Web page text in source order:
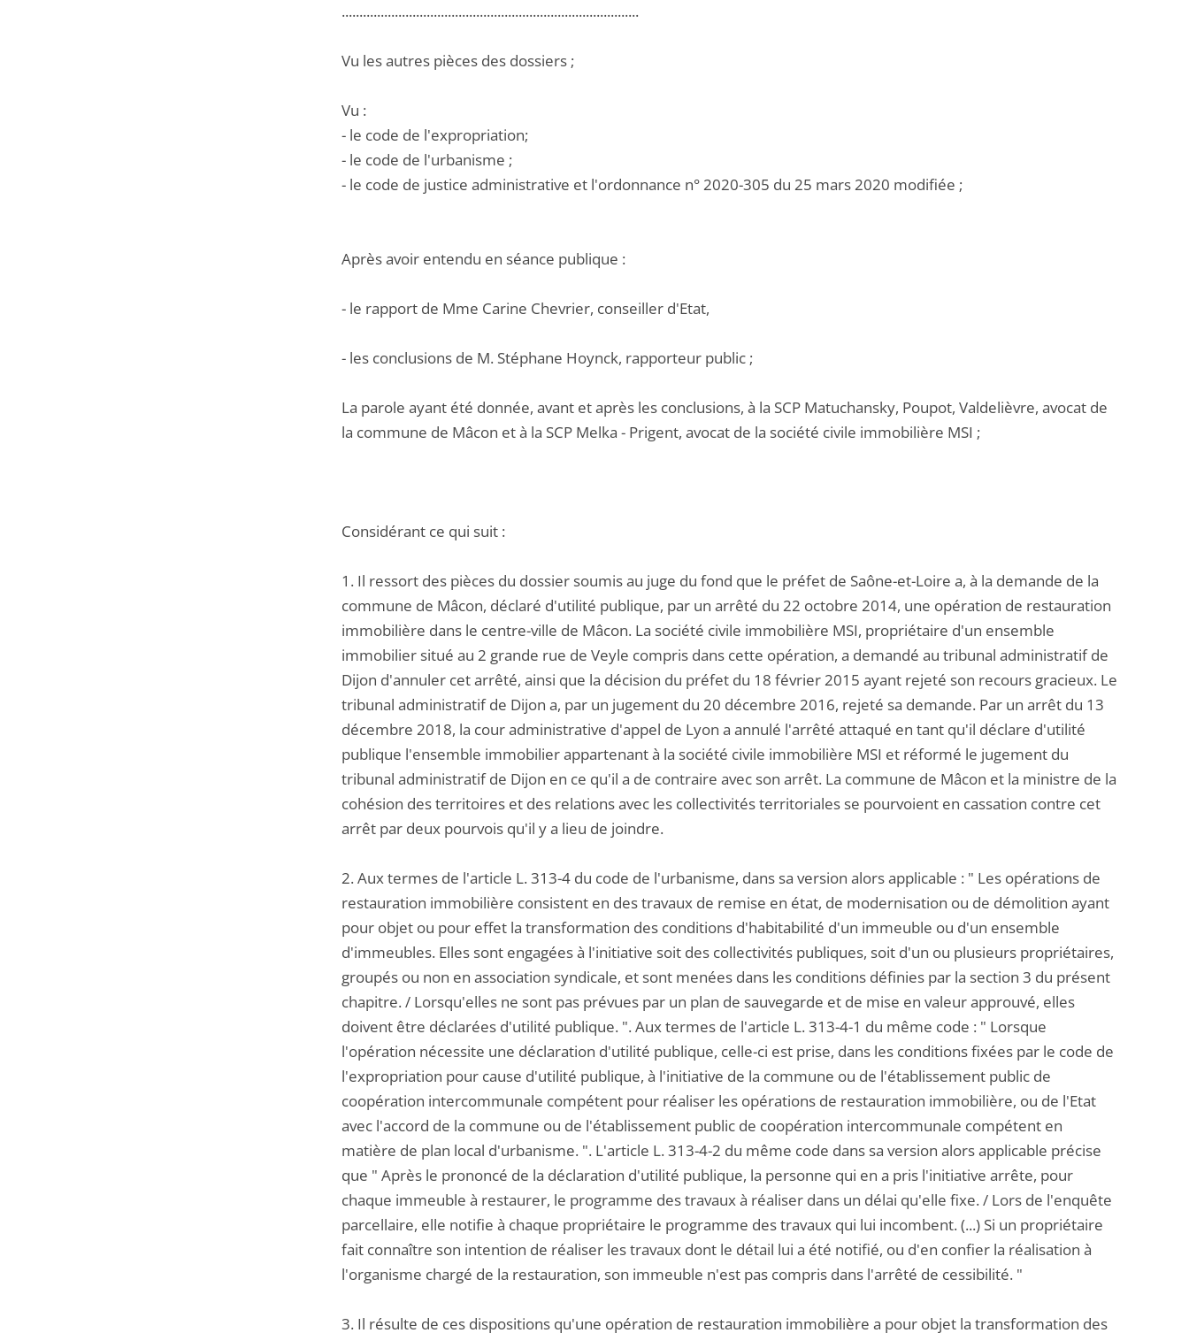
....................................................................................
Vu les autres pièces des dossiers ;
Vu :
- le code de l'expropriation;
- le code de l'urbanisme ;
- le code de justice administrative et l'ordonnance n° 2020-305 du 25 mars 2020 modifiée ;
Après avoir entendu en séance publique :
- le rapport de Mme Carine Chevrier, conseiller d'Etat,
- les conclusions de M. Stéphane Hoynck, rapporteur public ;
La parole ayant été donnée, avant et après les conclusions, à la SCP Matuchansky, Poupot, Valdelièvre, avocat de
la commune de Mâcon et à la SCP Melka - Prigent, avocat de la société civile immobilière MSI ;
Considérant ce qui suit :
1. Il ressort des pièces du dossier soumis au juge du fond que le préfet de Saône-et-Loire a, à la demande de la
commune de Mâcon, déclaré d'utilité publique, par un arrêté du 22 octobre 2014, une opération de restauration
immobilière dans le centre-ville de Mâcon. La société civile immobilière MSI, propriétaire d'un ensemble
immobilier situé au 2 grande rue de Veyle compris dans cette opération, a demandé au tribunal administratif de
Dijon d'annuler cet arrêté, ainsi que la décision du préfet du 18 février 2015 ayant rejeté son recours gracieux. Le
tribunal administratif de Dijon a, par un jugement du 20 décembre 2016, rejeté sa demande. Par un arrêt du 13
décembre 2018, la cour administrative d'appel de Lyon a annulé l'arrêté attaqué en tant qu'il déclare d'utilité
publique l'ensemble immobilier appartenant à la société civile immobilière MSI et réformé le jugement du
tribunal administratif de Dijon en ce qu'il a de contraire avec son arrêt. La commune de Mâcon et la ministre de la
cohésion des territoires et des relations avec les collectivités territoriales se pourvoient en cassation contre cet
arrêt par deux pourvois qu'il y a lieu de joindre.
2. Aux termes de l'article L. 313-4 du code de l'urbanisme, dans sa version alors applicable : " Les opérations de
restauration immobilière consistent en des travaux de remise en état, de modernisation ou de démolition ayant
pour objet ou pour effet la transformation des conditions d'habitabilité d'un immeuble ou d'un ensemble
d'immeubles. Elles sont engagées à l'initiative soit des collectivités publiques, soit d'un ou plusieurs propriétaires,
groupés ou non en association syndicale, et sont menées dans les conditions définies par la section 3 du présent
chapitre. / Lorsqu'elles ne sont pas prévues par un plan de sauvegarde et de mise en valeur approuvé, elles
doivent être déclarées d'utilité publique. ". Aux termes de l'article L. 313-4-1 du même code : " Lorsque
l'opération nécessite une déclaration d'utilité publique, celle-ci est prise, dans les conditions fixées par le code de
l'expropriation pour cause d'utilité publique, à l'initiative de la commune ou de l'établissement public de
coopération intercommunale compétent pour réaliser les opérations de restauration immobilière, ou de l'Etat
avec l'accord de la commune ou de l'établissement public de coopération intercommunale compétent en
matière de plan local d'urbanisme. ". L'article L. 313-4-2 du même code dans sa version alors applicable précise
que " Après le prononcé de la déclaration d'utilité publique, la personne qui en a pris l'initiative arrête, pour
chaque immeuble à restaurer, le programme des travaux à réaliser dans un délai qu'elle fixe. / Lors de l'enquête
parcellaire, elle notifie à chaque propriétaire le programme des travaux qui lui incombent. (...) Si un propriétaire
fait connaître son intention de réaliser les travaux dont le détail lui a été notifié, ou d'en confier la réalisation à
l'organisme chargé de la restauration, son immeuble n'est pas compris dans l'arrêté de cessibilité. "
3. Il résulte de ces dispositions qu'une opération de restauration immobilière a pour objet la transformation des